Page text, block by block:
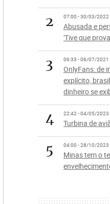
2 07:00 - 30/03/2022
Abusada e
'Tive que
3 06:33 - 06/07/2021
OnlyFans: de
explícito,
dinheiro se
4 22:42 - 04/05/2023
Turbina de
5 04:00 - 28/10/2023
Minas tem o